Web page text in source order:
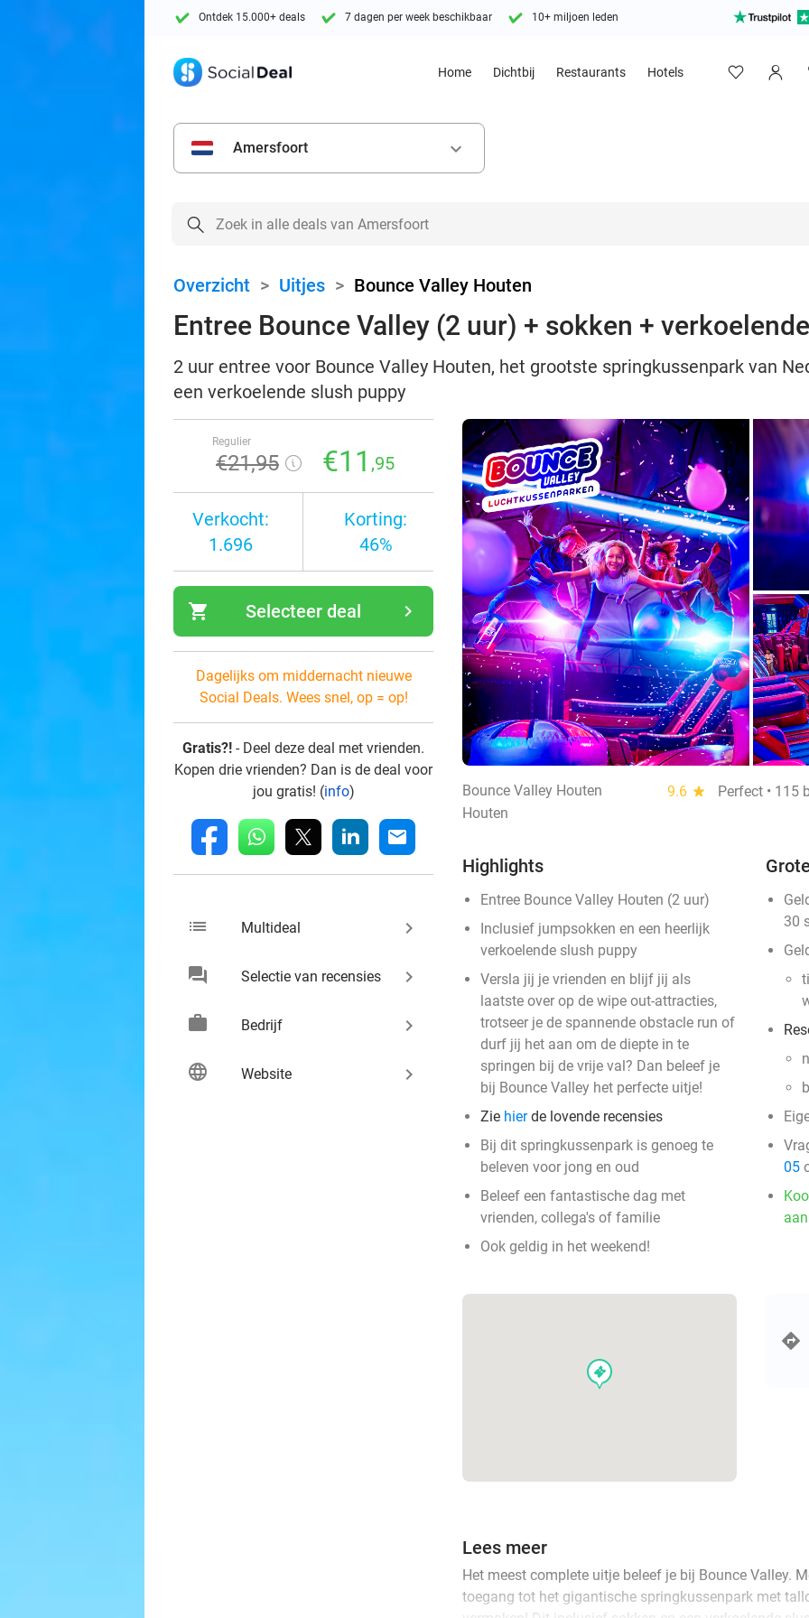
Ontdek 15.000+ deals 7 dagen per week beschikbaar 10+ miljoen leden
Home Dichtbij Restaurants Hotels
Amersfoort keyboard_arrow_down
Overzicht > Uitjes > Bounce Valley Houten
Entree Bounce Valley (2 uur) + sokken +
2 uur entree voor Bounce Valley Houten, het grootste springkussenpark van
een verkoelende slush puppy
Regulier
€21,95 €11 ,95
Verkocht:
1.696
Korting:
46%
shopping_cart navigate_next
Selecteer deal
Dagelijks om middernacht nieuwe
Social Deals. Wees snel, op = op!
Gratis?! - Deel deze deal met vrienden.
Kopen drie vrienden? Dan is de deal voor
jou gratis! (info)
fb whatsapp linkedin mail
list Multideal keyboard_arrow_right
chat Selectie van recensies keyboard_arrow_right
work Bedrijf keyboard_arrow_right
language Website keyboard_arrow_right
Bounce Valley Houten 9.6 star
Perfect • 115
Houten
Highlights
Entree Bounce Valley Houten (2 uur)
Inclusief jumpsokken en een heerlijk
verkoelende slush puppy
Versla jij je vrienden en blijf jij als
laatste over op de wipe out-attracties,
trotseer je de spannende obstacle run of
durf jij het aan om de diepte in te
springen bij de vrije val? Dan beleef je
bij Bounce Valley het perfecte uitje!
Zie hierde lovende recensies
Bij dit springkussenpark is genoeg te
beleven voor jong en oud
Beleef een fantastische dag met
vrienden, collega's of familie
Ook geldig in het weekend!
30
05
events
Lees meer
Het meest complete uitje beleef je bij Bounce Valley.
toegang tot het gigantische springkussenpark met